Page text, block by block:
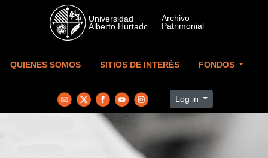
Skip to main content
QUIENES SOMOS SITIOS DE INTERÉS FONDOS
Log in